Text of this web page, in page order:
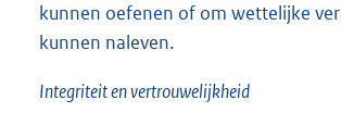
kunnen oefenen of om wettelijke
kunnen naleven.
Integriteit en vertrouwelijkheid